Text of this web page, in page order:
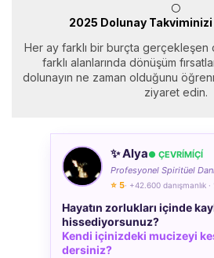
🌕
2025 Dolunay Takviminizi
Her ay farklı bir burçta gerçekleşen
farklı alanlarında dönüşüm
dolunayın ne zaman olduğunu
ziyaret edin.
✨ Alya● ÇEVRÍMÍÇÍ
Profesyonel Spiritüel
⭐ 5· +42.600 danışmanlık
Hayatın zorlukları içinde
hissediyorsunuz?
Kendi içinizdeki mucizeyi
dersiniz?